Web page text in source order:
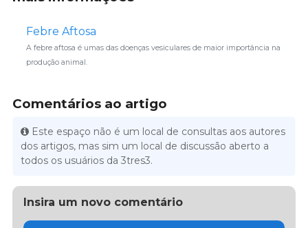
Febre Aftosa
A febre aftosa é umas das doenças vesiculares de maior importância na
produção animal.
Comentários ao artigo
Este espaço não é um local de consultas aos autores
dos artigos, mas sim um local de discussão aberto a
todos os usuários da 3tres3.
Insira um novo comentário